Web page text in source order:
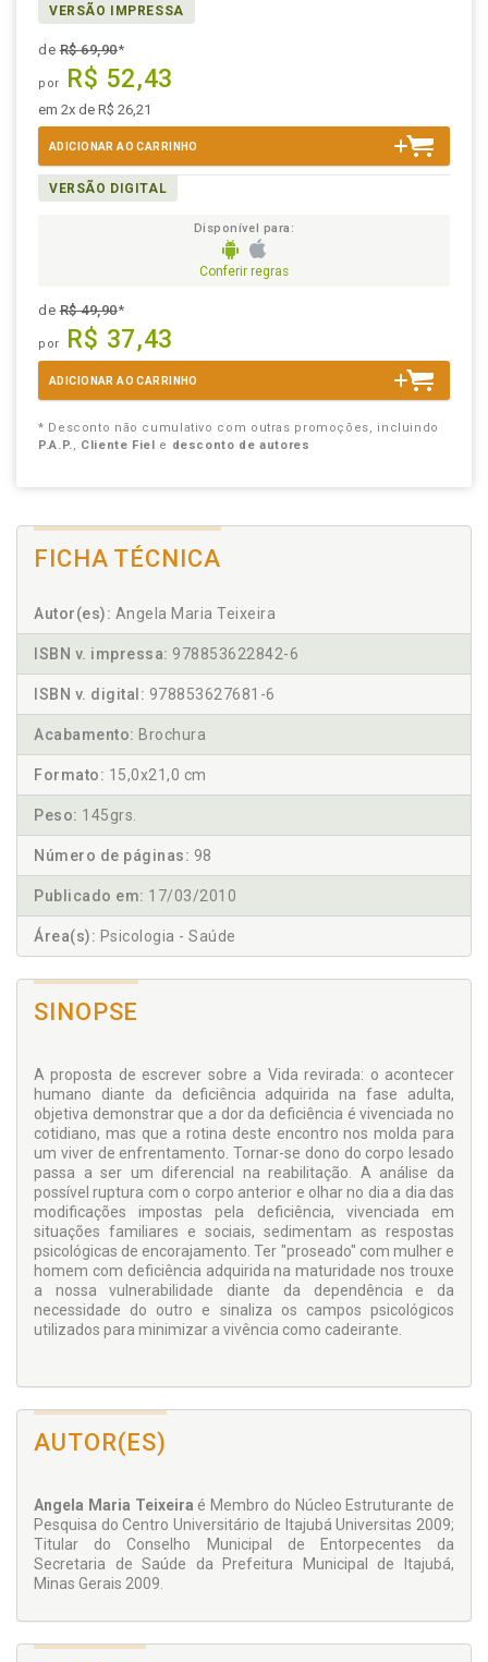
VERSÃO IMPRESSA
deR$ 69,90*
por R$ 52,43
em 2x de R$ 26,21
ADICIONAR AO CARRINHO
VERSÃO DIGITAL
Disponível para:
Conferir regras
deR$ 49,90*
por R$ 37,43
ADICIONAR AO CARRINHO
* Desconto não cumulativo com outras promoções, incluindo
P.A.P., Cliente Fiel e desconto de autores
FICHA TÉCNICA
Autor(es): Angela Maria Teixeira
ISBN v. impressa: 978853622842-6
ISBN v. digital: 978853627681-6
Acabamento: Brochura
Formato: 15,0x21,0 cm
Peso: 145grs.
Número de páginas: 98
Publicado em: 17/03/2010
Área(s): Psicologia - Saúde
SINOPSE
A proposta de escrever sobre a Vida revirada: o acontecer
humano diante da deficiência adquirida na fase adulta,
objetiva demonstrar que a dor da deficiência é vivenciada no
cotidiano, mas que a rotina deste encontro nos molda para
um viver de enfrentamento. Tornar-se dono do corpo lesado
passa a ser um diferencial na reabilitação. A análise da
possível ruptura com o corpo anterior e olhar no dia a dia das
modificações impostas pela deficiência, vivenciada em
situações familiares e sociais, sedimentam as respostas
psicológicas de encorajamento. Ter "proseado" com mulher e
homem com deficiência adquirida na maturidade nos trouxe
a nossa vulnerabilidade diante da dependência e da
necessidade do outro e sinaliza os campos psicológicos
utilizados para minimizar a vivência como cadeirante.
AUTOR(ES)
Angela Maria Teixeira é Membro do Núcleo Estruturante de
Pesquisa do Centro Universitário de Itajubá Universitas 2009;
Titular do Conselho Municipal de Entorpecentes da
Secretaria de Saúde da Prefeitura Municipal de Itajubá,
Minas Gerais 2009.